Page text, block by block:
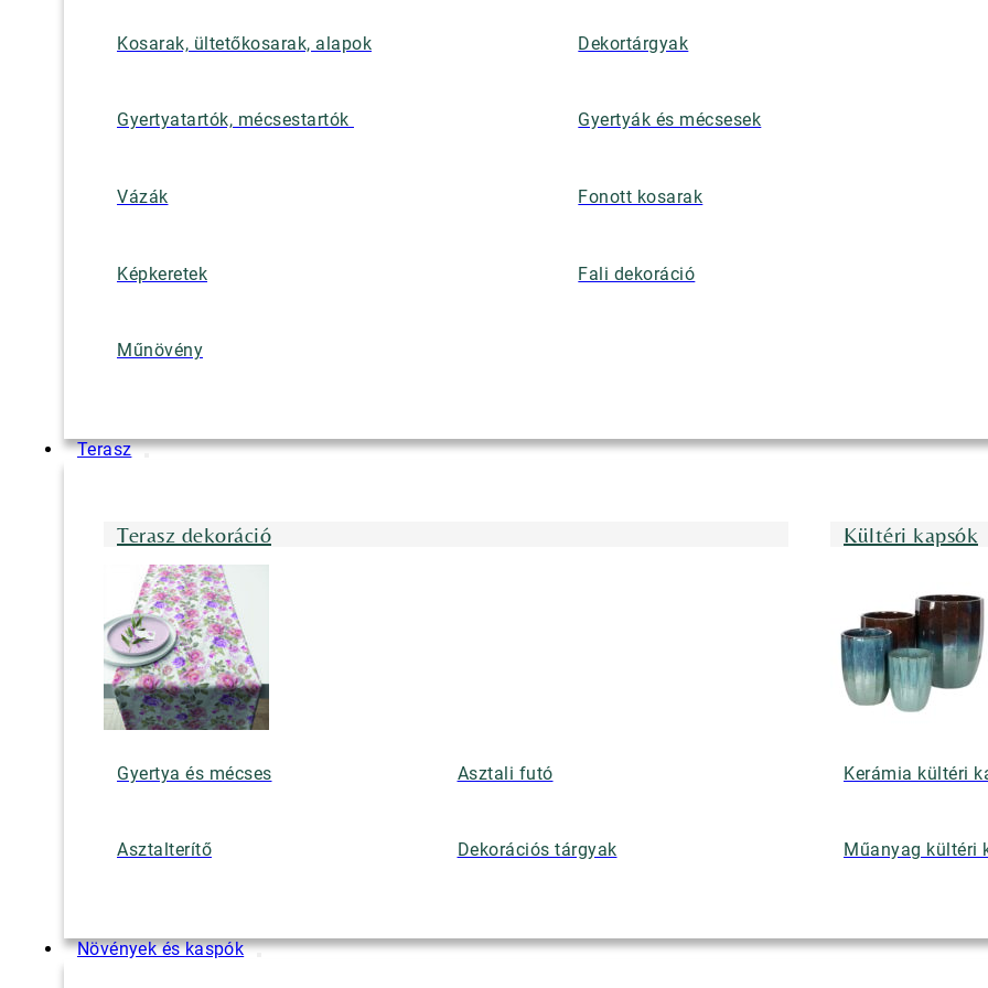
Kosarak, ültetőkosarak, alapok Dekortárgyak
Gyertyatartók, mécsestartók Gyertyák és mécsesek
Vázák Fonott kosarak
Képkeretek Fali dekoráció
Műnövény
Terasz
Terasz dekoráció
Gyertya és mécses Asztali futó
Asztalterítő Dekorációs tárgyak
Kültéri kapsók
Kerámia kültéri
Műanyag kültéri
Növények és kaspók